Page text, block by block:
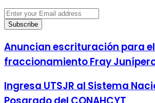
Enter
your
Email
Anuncian escrituración para el
fraccionamiento Fray
Ingresa UTSJR al Sistema